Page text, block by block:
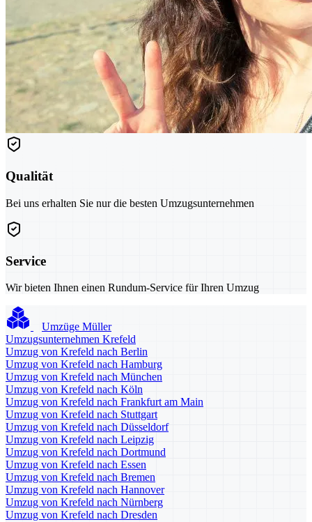
Qualität
Bei uns erhalten Sie nur die besten Umzugsunternehmen
Service
Wir bieten Ihnen einen Rundum-Service für Ihren Umzug
Umzüge Müller
Umzugsunternehmen Krefeld
Umzug von Krefeld nach Berlin
Umzug von Krefeld nach Hamburg
Umzug von Krefeld nach München
Umzug von Krefeld nach Köln
Umzug von Krefeld nach Frankfurt am Main
Umzug von Krefeld nach Stuttgart
Umzug von Krefeld nach Düsseldorf
Umzug von Krefeld nach Leipzig
Umzug von Krefeld nach Dortmund
Umzug von Krefeld nach Essen
Umzug von Krefeld nach Bremen
Umzug von Krefeld nach Hannover
Umzug von Krefeld nach Nürnberg
Umzug von Krefeld nach Dresden